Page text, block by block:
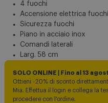
4 fuochi
Accensione elettrica fuochi
Sicurezza fuochi
Piano in acciaio inox
Comandi laterali
Larg. 58 cm
SOLO ONLINE | Fino al 13
Ottieni -20% di sconto
Mia. Effettua il login e collega la
procedere con l'ordine.